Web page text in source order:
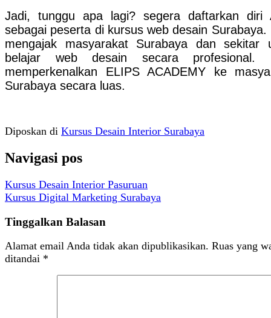
Jadi, tunggu apa lagi? segera daftarkan diri
sebagai peserta di kursus web desain Surabaya.
mengajak masyarakat Surabaya dan sekitar
belajar web desain secara profesional.
memperkenalkan ELIPS ACADEMY ke
Surabaya secara luas.
Diposkan di Kursus Desain Interior Surabaya
Navigasi pos
Kursus Desain Interior Pasuruan
Kursus Digital Marketing Surabaya
Tinggalkan Balasan
Alamat email Anda tidak akan dipublikasikan. Ruas yang
ditandai *